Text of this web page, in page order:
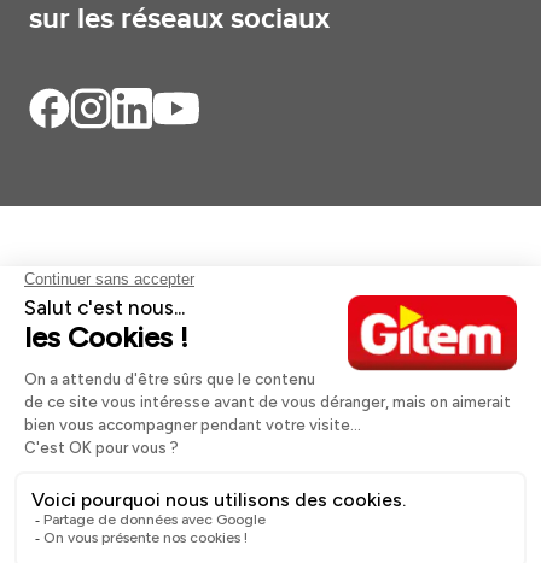
sur les réseaux sociaux
Aides et informations
Services
Informations légales
A propos
Nos magasins